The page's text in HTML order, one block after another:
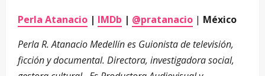
Perla Atanacio | IMDb | @pratanacio | México
Perla R. Atanacio Medellín es Guionista de televisión,
ficción y documental. Directora, investigadora social,